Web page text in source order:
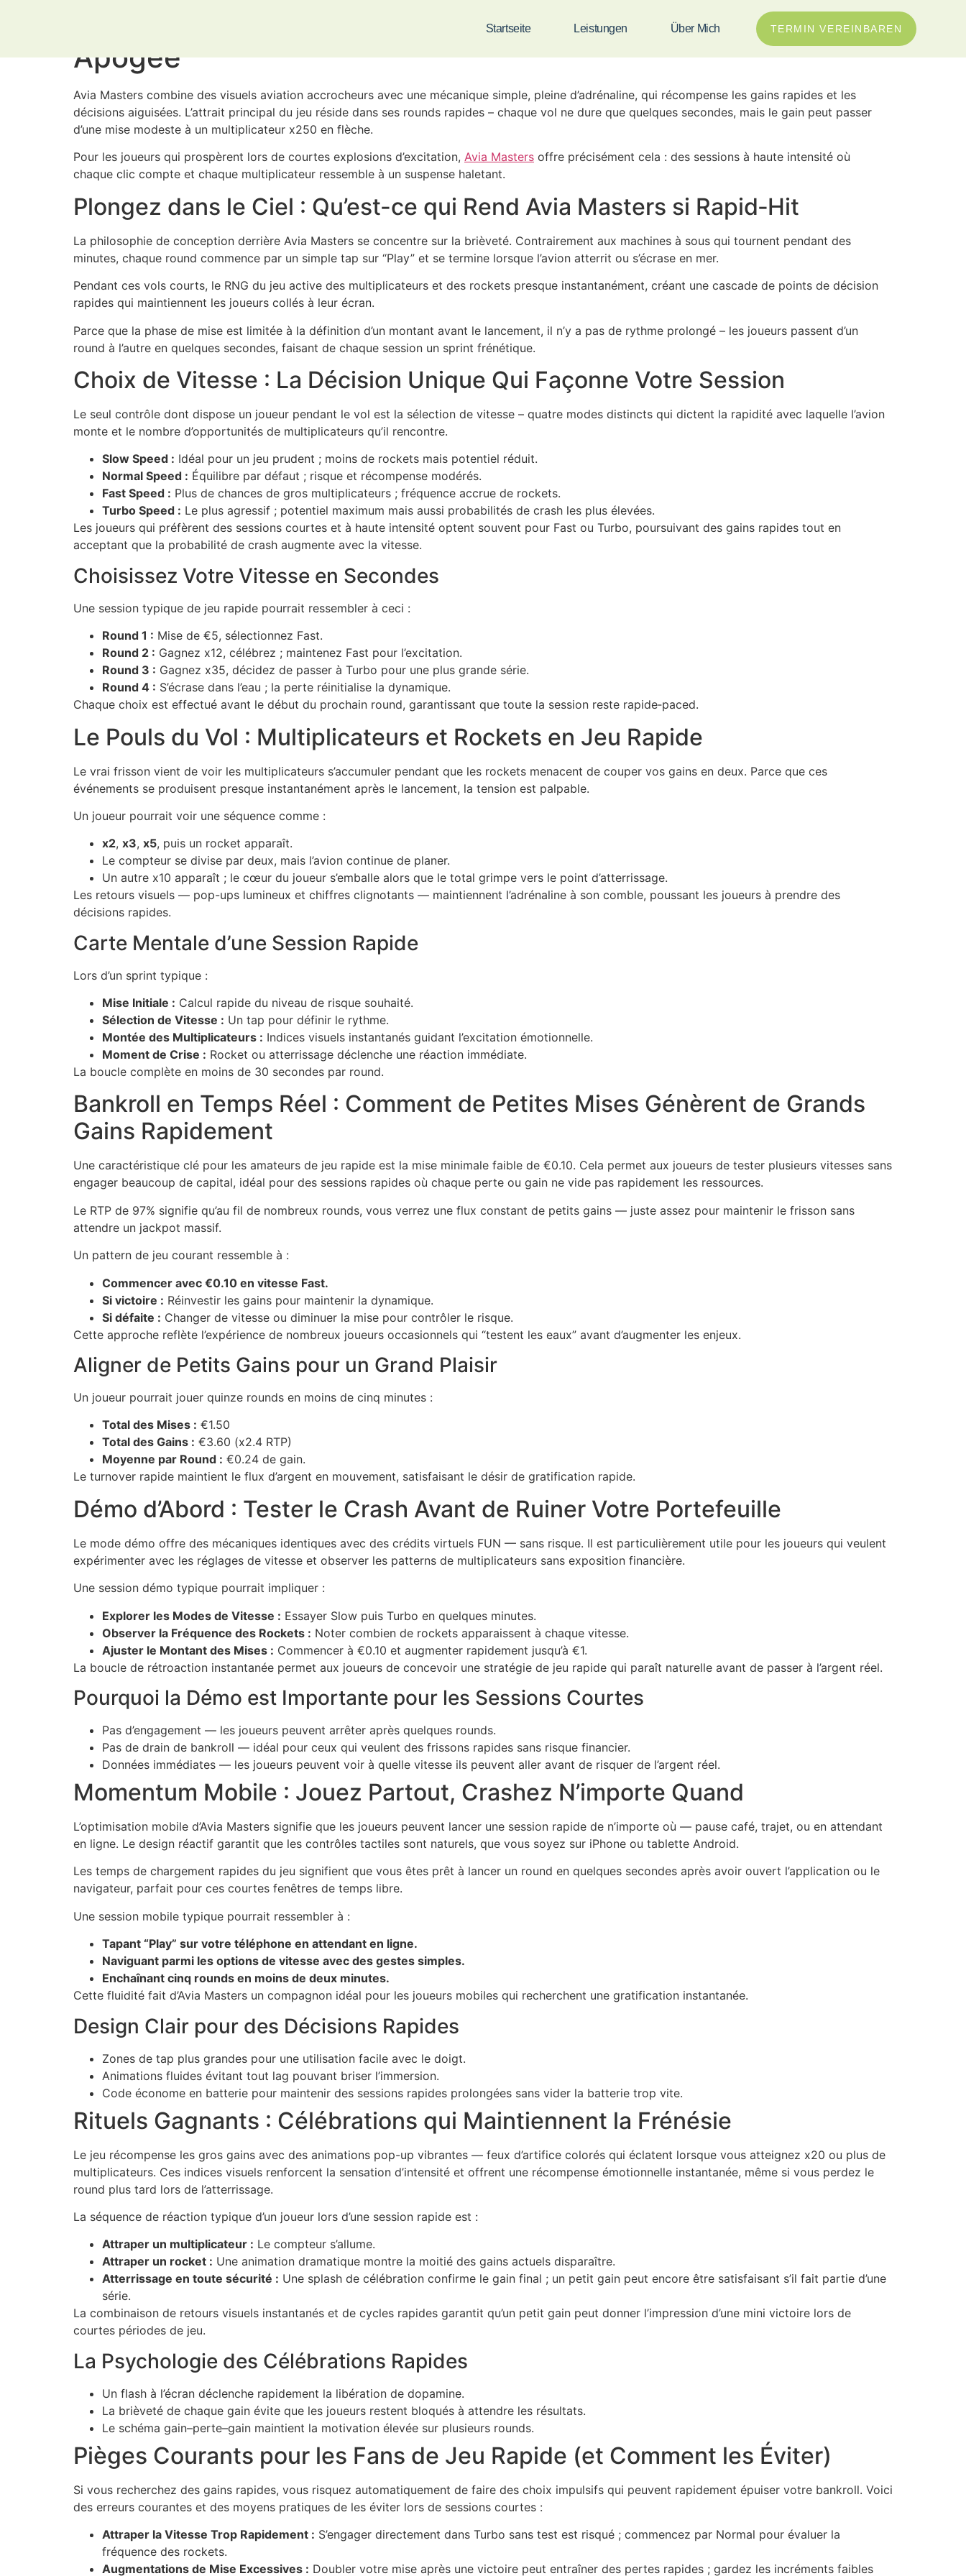
Startseite Leistungen Über Mich TERMIN VEREINBAREN
Avia Masters : Le Crash Gaming de Fast‑Flight à Son
Apogée
Avia Masters combine des visuels aviation accrocheurs avec une mécanique simple, pleine d’adrénaline, qui récompense les gains rapides et les
décisions aiguisées. L’attrait principal du jeu réside dans ses rounds rapides – chaque vol ne dure que quelques secondes, mais le gain peut passer
d’une mise modeste à un multiplicateur x250 en flèche.
Pour les joueurs qui prospèrent lors de courtes explosions d’excitation, Avia Masters offre précisément cela : des sessions à haute intensité où
chaque clic compte et chaque multiplicateur ressemble à un suspense haletant.
Plongez dans le Ciel : Qu’est-ce qui Rend Avia Masters si Rapid‑Hit
La philosophie de conception derrière Avia Masters se concentre sur la brièveté. Contrairement aux machines à sous qui tournent pendant des
minutes, chaque round commence par un simple tap sur “Play” et se termine lorsque l’avion atterrit ou s’écrase en mer.
Pendant ces vols courts, le RNG du jeu active des multiplicateurs et des rockets presque instantanément, créant une cascade de points de décision
rapides qui maintiennent les joueurs collés à leur écran.
Parce que la phase de mise est limitée à la définition d’un montant avant le lancement, il n’y a pas de rythme prolongé – les joueurs passent d’un
round à l’autre en quelques secondes, faisant de chaque session un sprint frénétique.
Choix de Vitesse : La Décision Unique Qui Façonne Votre Session
Le seul contrôle dont dispose un joueur pendant le vol est la sélection de vitesse – quatre modes distincts qui dictent la rapidité avec laquelle l’avion
monte et le nombre d’opportunités de multiplicateurs qu’il rencontre.
Slow Speed : Idéal pour un jeu prudent ; moins de rockets mais potentiel réduit.
Normal Speed : Équilibre par défaut ; risque et récompense modérés.
Fast Speed : Plus de chances de gros multiplicateurs ; fréquence accrue de rockets.
Turbo Speed : Le plus agressif ; potentiel maximum mais aussi probabilités de crash les plus élevées.
Les joueurs qui préfèrent des sessions courtes et à haute intensité optent souvent pour Fast ou Turbo, poursuivant des gains rapides tout en
acceptant que la probabilité de crash augmente avec la vitesse.
Choisissez Votre Vitesse en Secondes
Une session typique de jeu rapide pourrait ressembler à ceci :
Round 1 : Mise de €5, sélectionnez Fast.
Round 2 : Gagnez x12, célébrez ; maintenez Fast pour l’excitation.
Round 3 : Gagnez x35, décidez de passer à Turbo pour une plus grande série.
Round 4 : S’écrase dans l’eau ; la perte réinitialise la dynamique.
Chaque choix est effectué avant le début du prochain round, garantissant que toute la session reste rapide‑paced.
Le Pouls du Vol : Multiplicateurs et Rockets en Jeu Rapide
Le vrai frisson vient de voir les multiplicateurs s’accumuler pendant que les rockets menacent de couper vos gains en deux. Parce que ces
événements se produisent presque instantanément après le lancement, la tension est palpable.
Un joueur pourrait voir une séquence comme :
x2, x3, x5, puis un rocket apparaît.
Le compteur se divise par deux, mais l’avion continue de planer.
Un autre x10 apparaît ; le cœur du joueur s’emballe alors que le total grimpe vers le point d’atterrissage.
Les retours visuels — pop-ups lumineux et chiffres clignotants — maintiennent l’adrénaline à son comble, poussant les joueurs à prendre des
décisions rapides.
Carte Mentale d’une Session Rapide
Lors d’un sprint typique :
Mise Initiale : Calcul rapide du niveau de risque souhaité.
Sélection de Vitesse : Un tap pour définir le rythme.
Montée des Multiplicateurs : Indices visuels instantanés guidant l’excitation émotionnelle.
Moment de Crise : Rocket ou atterrissage déclenche une réaction immédiate.
La boucle complète en moins de 30 secondes par round.
Bankroll en Temps Réel : Comment de Petites Mises Génèrent de Grands
Gains Rapidement
Une caractéristique clé pour les amateurs de jeu rapide est la mise minimale faible de €0.10. Cela permet aux joueurs de tester plusieurs vitesses sans
engager beaucoup de capital, idéal pour des sessions rapides où chaque perte ou gain ne vide pas rapidement les ressources.
Le RTP de 97% signifie qu’au fil de nombreux rounds, vous verrez une flux constant de petits gains — juste assez pour maintenir le frisson sans
attendre un jackpot massif.
Un pattern de jeu courant ressemble à :
Commencer avec €0.10 en vitesse Fast.
Si victoire : Réinvestir les gains pour maintenir la dynamique.
Si défaite : Changer de vitesse ou diminuer la mise pour contrôler le risque.
Cette approche reflète l’expérience de nombreux joueurs occasionnels qui “testent les eaux” avant d’augmenter les enjeux.
Aligner de Petits Gains pour un Grand Plaisir
Un joueur pourrait jouer quinze rounds en moins de cinq minutes :
Total des Mises : €1.50
Total des Gains : €3.60 (x2.4 RTP)
Moyenne par Round : €0.24 de gain.
Le turnover rapide maintient le flux d’argent en mouvement, satisfaisant le désir de gratification rapide.
Démo d’Abord : Tester le Crash Avant de Ruiner Votre Portefeuille
Le mode démo offre des mécaniques identiques avec des crédits virtuels FUN — sans risque. Il est particulièrement utile pour les joueurs qui veulent
expérimenter avec les réglages de vitesse et observer les patterns de multiplicateurs sans exposition financière.
Une session démo typique pourrait impliquer :
Explorer les Modes de Vitesse : Essayer Slow puis Turbo en quelques minutes.
Observer la Fréquence des Rockets : Noter combien de rockets apparaissent à chaque vitesse.
Ajuster le Montant des Mises : Commencer à €0.10 et augmenter rapidement jusqu’à €1.
La boucle de rétroaction instantanée permet aux joueurs de concevoir une stratégie de jeu rapide qui paraît naturelle avant de passer à l’argent réel.
Pourquoi la Démo est Importante pour les Sessions Courtes
Pas d’engagement — les joueurs peuvent arrêter après quelques rounds.
Pas de drain de bankroll — idéal pour ceux qui veulent des frissons rapides sans risque financier.
Données immédiates — les joueurs peuvent voir à quelle vitesse ils peuvent aller avant de risquer de l’argent réel.
Momentum Mobile : Jouez Partout, Crashez N’importe Quand
L’optimisation mobile d’Avia Masters signifie que les joueurs peuvent lancer une session rapide de n’importe où — pause café, trajet, ou en attendant
en ligne. Le design réactif garantit que les contrôles tactiles sont naturels, que vous soyez sur iPhone ou tablette Android.
Les temps de chargement rapides du jeu signifient que vous êtes prêt à lancer un round en quelques secondes après avoir ouvert l’application ou le
navigateur, parfait pour ces courtes fenêtres de temps libre.
Une session mobile typique pourrait ressembler à :
Tapant “Play” sur votre téléphone en attendant en ligne.
Naviguant parmi les options de vitesse avec des gestes simples.
Enchaînant cinq rounds en moins de deux minutes.
Cette fluidité fait d’Avia Masters un compagnon idéal pour les joueurs mobiles qui recherchent une gratification instantanée.
Design Clair pour des Décisions Rapides
Zones de tap plus grandes pour une utilisation facile avec le doigt.
Animations fluides évitant tout lag pouvant briser l’immersion.
Code économe en batterie pour maintenir des sessions rapides prolongées sans vider la batterie trop vite.
Rituels Gagnants : Célébrations qui Maintiennent la Frénésie
Le jeu récompense les gros gains avec des animations pop-up vibrantes — feux d’artifice colorés qui éclatent lorsque vous atteignez x20 ou plus de
multiplicateurs. Ces indices visuels renforcent la sensation d’intensité et offrent une récompense émotionnelle instantanée, même si vous perdez le
round plus tard lors de l’atterrissage.
La séquence de réaction typique d’un joueur lors d’une session rapide est :
Attraper un multiplicateur : Le compteur s’allume.
Attraper un rocket : Une animation dramatique montre la moitié des gains actuels disparaître.
Atterrissage en toute sécurité : Une splash de célébration confirme le gain final ; un petit gain peut encore être satisfaisant s’il fait partie d’une
série.
La combinaison de retours visuels instantanés et de cycles rapides garantit qu’un petit gain peut donner l’impression d’une mini victoire lors de
courtes périodes de jeu.
La Psychologie des Célébrations Rapides
Un flash à l’écran déclenche rapidement la libération de dopamine.
La brièveté de chaque gain évite que les joueurs restent bloqués à attendre les résultats.
Le schéma gain–perte–gain maintient la motivation élevée sur plusieurs rounds.
Pièges Courants pour les Fans de Jeu Rapide (et Comment les Éviter)
Si vous recherchez des gains rapides, vous risquez automatiquement de faire des choix impulsifs qui peuvent rapidement épuiser votre bankroll. Voici
des erreurs courantes et des moyens pratiques de les éviter lors de sessions courtes :
Attraper la Vitesse Trop Rapidement : S’engager directement dans Turbo sans test est risqué ; commencez par Normal pour évaluer la
fréquence des rockets.
Augmentations de Mise Excessives : Doubler votre mise après une victoire peut entraîner des pertes rapides ; gardez les incréments faibles